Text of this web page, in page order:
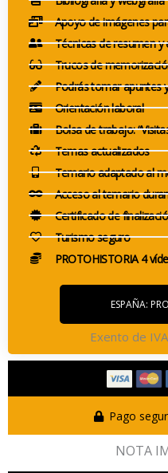
Apoyo de imágenes
Técnicas de resumen y
Trucos de
Podrás tomar apuntes
Orientación laboral
Bolsa de trabajo:
Temas actualizados
Temario adaptado al
Acceso al temario
Certificado de
Turismo seguro
PROTOHISTORIA 4
ESPAÑA:
Exento de
Pago
NOTA